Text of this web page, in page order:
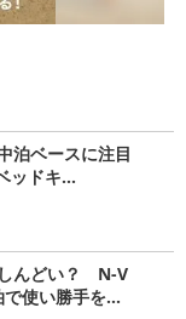
泊ベースに注目
ッドキ...
んどい？ N-V
使い勝手を...